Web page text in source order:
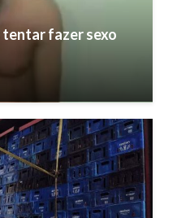
tentar fazer sexo